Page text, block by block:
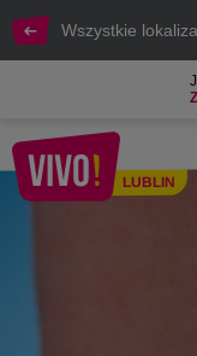
Wszystkie
LUBLIN
Dzień Dawcy Szpiku i